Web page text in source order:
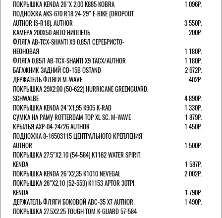
ПОКРЫШКА KENDA 26"Х 2,00 K885 KOBRA
1 096Р.
ПОДНОЖКА AKS-670 R18 24-29" E-BIKE (DROPOUT
AUTHOR IS-R18). AUTHOR
3 550Р.
КАМЕРА 200Х50 АВТО НИППЕЛЬ
200Р.
ФЛЯГА AB-TCX-SHANTI X9 0.85Л СЕРЕБРИСТО-
НЕОНОВАЯ
1 180Р.
ФЛЯГА 0.85Л AB-TCX-SHANTI X9 TACX/AUTHOR
1 180Р.
БАГАЖНИК ЗАДНИЙ CD-15B OSTAND
2 672Р.
ДЕРЖАТЕЛЬ ФЛЯГИ M-WAVE
402Р.
ПОКРЫШКА 29X2.00 (50-622) HURRICANE GREENGUARD.
SCHWALBE
4 890Р.
ПОКРЫШКА KENDA 24"Х1,95 K905 K-RAD
1 330Р.
СУМКА НА РАМУ ROTTERDAM TOP XL SC. M-WAVE
1 879Р.
КРЫЛЬЯ AXP-04-24/26 AUTHOR
1 450Р.
ПОДНОЖКА 8-16503115 ЦЕНТРАЛЬНОГО КРЕПЛЕНИЯ
AUTHOR
1 500Р.
ПОКРЫШКА 27.5"Х2.10 (54-584) K1162 WATER SPIRIT.
KENDA
1 587Р.
ПОКРЫШКА KENDA 26"Х2,35 K1010 NEVEGAL
2 002Р.
ПОКРЫШКА 26"Х2.10 (52-559) K1153 APTOR 30TPI
KENDA
1 790Р.
ДЕРЖАТЕЛЬ ФЛЯГИ БОКОВОЙ ABC-35 X7 AUTHOR
1 490Р.
ПОКРЫШКА 27.5X2.25 TOUGH TOM K-GUARD 57-584